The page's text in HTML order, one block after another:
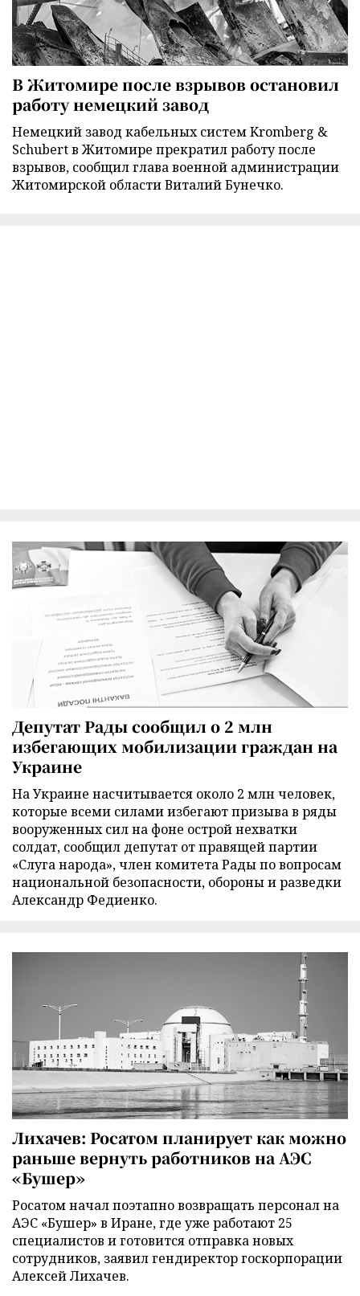
В Житомире после взрывов остановил
работу немецкий завод
Немецкий завод кабельных систем Kromberg &
Schubert в Житомире прекратил работу после
взрывов, сообщил глава военной администрации
Житомирской области Виталий Бунечко.
Депутат Рады сообщил о 2 млн
избегающих мобилизации граждан на
Украине
На Украине насчитывается около 2 млн человек,
которые всеми силами избегают призыва в ряды
вооруженных сил на фоне острой нехватки
солдат, сообщил депутат от правящей партии
«Слуга народа», член комитета Рады по вопросам
национальной безопасности, обороны и разведки
Александр Федиенко.
Лихачев: Росатом планирует как можно
раньше вернуть работников на АЭС
«Бушер»
Росатом начал поэтапно возвращать персонал на
АЭС «Бушер» в Иране, где уже работают 25
специалистов и готовится отправка новых
сотрудников, заявил гендиректор госкорпорации
Алексей Лихачев.